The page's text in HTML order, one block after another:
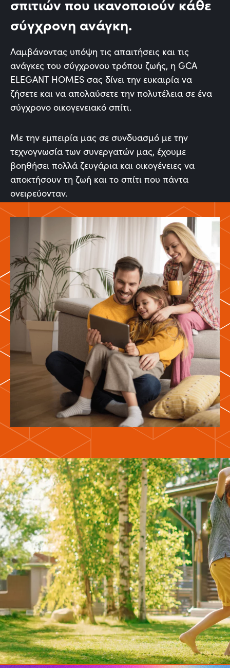
σπιτιών που ικανοποιούν κάθε
σύγχρονη ανάγκη.
Λαμβάνοντας υπόψη τις απαιτήσεις και τις
ανάγκες του σύγχρονου τρόπου ζωής, η GCA
ELEGANT HOMES σας δίνει την ευκαιρία να
ζήσετε και να απολαύσετε την πολυτέλεια σε ένα
σύγχρονο οικογενειακό σπίτι.
Με την εμπειρία μας σε συνδυασμό με την
τεχνογνωσία των συνεργατών μας, έχουμε
βοηθήσει πολλά ζευγάρια και οικογένειες να
αποκτήσουν τη ζωή και το σπίτι που πάντα
ονειρεύονταν.